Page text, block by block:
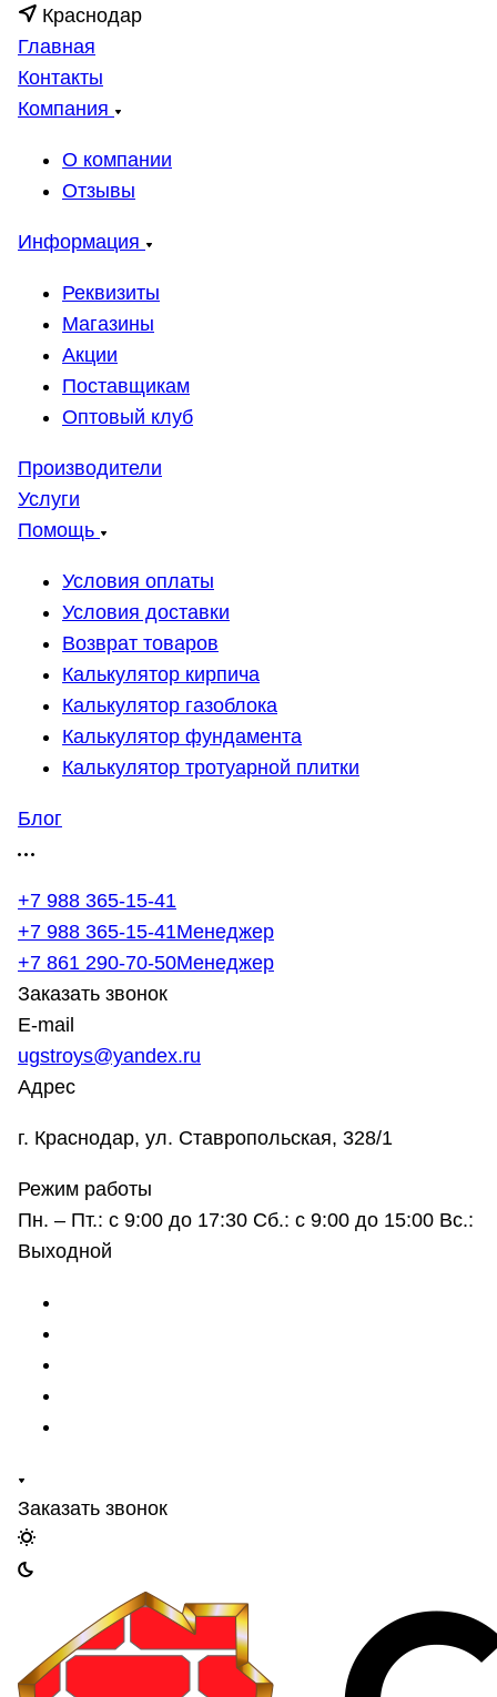
Краснодар
Главная
Контакты
Компания
О компании
Отзывы
Информация
Реквизиты
Магазины
Акции
Поставщикам
Оптовый клуб
Производители
Услуги
Помощь
Условия оплаты
Условия доставки
Возврат товаров
Калькулятор кирпича
Калькулятор газоблока
Калькулятор фундамента
Калькулятор тротуарной плитки
Блог
+7 988 365-15-41
+7 988 365-15-41Менеджер
+7 861 290-70-50Менеджер
Заказать звонок
E-mail
ugstroys@yandex.ru
Адрес
г. Краснодар, ул. Ставропольская, 328/1
Режим работы
Пн. – Пт.: с 9:00 до 17:30 Сб.: с 9:00 до 15:00 Вс.:
Выходной
Заказать звонок